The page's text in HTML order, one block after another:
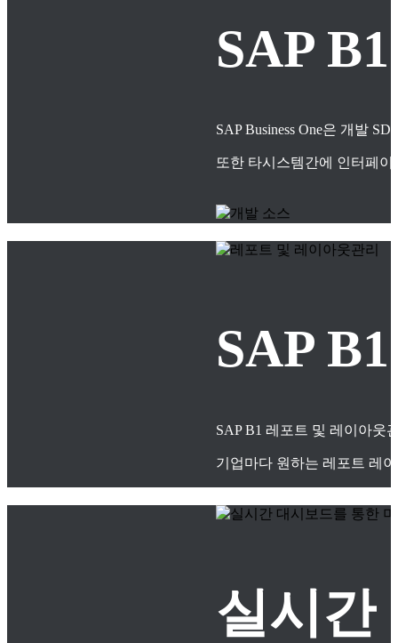
SAP
SAP Business One은 개발
또한 타시스템간에 인터페
SAP
SAP B1 레포트 및 레이아웃
기업마다 원하는 레포트 레
실시간